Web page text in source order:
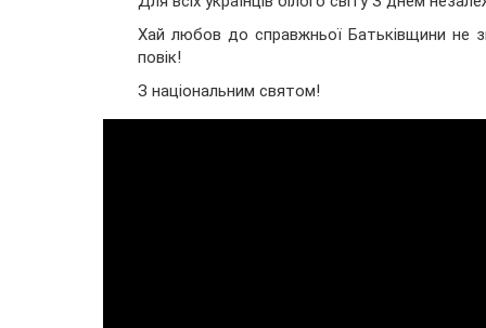
Хай любов до справжньої Батьківщини не
повік!
З національним святом!